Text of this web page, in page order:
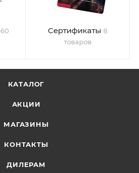
60
Сертификаты 8
товаров
КАТАЛОГ
АКЦИИ
МАГАЗИНЫ
КОНТАКТЫ
ДИЛЕРАМ